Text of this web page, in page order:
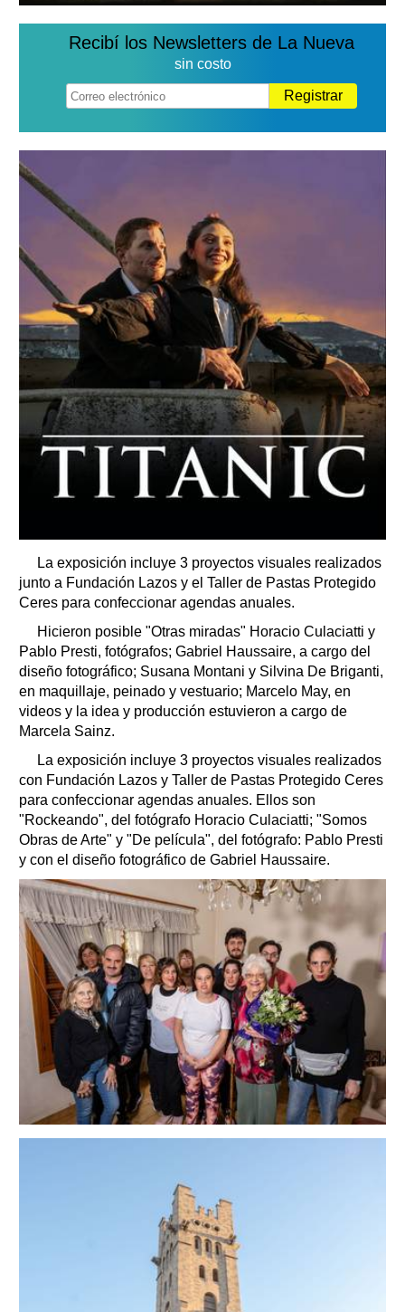
Recibí los Newsletters de La Nueva
sin costo
Registrar
La exposición incluye 3 proyectos visuales realizados
junto a Fundación Lazos y el Taller de Pastas Protegido
Ceres para confeccionar agendas anuales.
Hicieron posible "Otras miradas" Horacio Culaciatti y
Pablo Presti, fotógrafos; Gabriel Haussaire, a cargo del
diseño fotográfico; Susana Montani y Silvina De Briganti,
en maquillaje, peinado y vestuario; Marcelo May, en
videos y la idea y producción estuvieron a cargo de
Marcela Sainz.
La exposición incluye 3 proyectos visuales realizados
con Fundación Lazos y Taller de Pastas Protegido Ceres
para confeccionar agendas anuales. Ellos son
"Rockeando", del fotógrafo Horacio Culaciatti; "Somos
Obras de Arte" y "De película", del fotógrafo: Pablo Presti
y con el diseño fotográfico de Gabriel Haussaire.